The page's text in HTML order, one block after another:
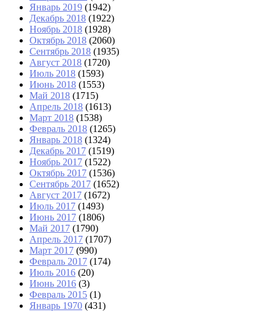
Январь 2019 (1942)
Декабрь 2018 (1922)
Ноябрь 2018 (1928)
Октябрь 2018 (2060)
Сентябрь 2018 (1935)
Август 2018 (1720)
Июль 2018 (1593)
Июнь 2018 (1553)
Май 2018 (1715)
Апрель 2018 (1613)
Март 2018 (1538)
Февраль 2018 (1265)
Январь 2018 (1324)
Декабрь 2017 (1519)
Ноябрь 2017 (1522)
Октябрь 2017 (1536)
Сентябрь 2017 (1652)
Август 2017 (1672)
Июль 2017 (1493)
Июнь 2017 (1806)
Май 2017 (1790)
Апрель 2017 (1707)
Март 2017 (990)
Февраль 2017 (174)
Июль 2016 (20)
Июнь 2016 (3)
Февраль 2015 (1)
Январь 1970 (431)